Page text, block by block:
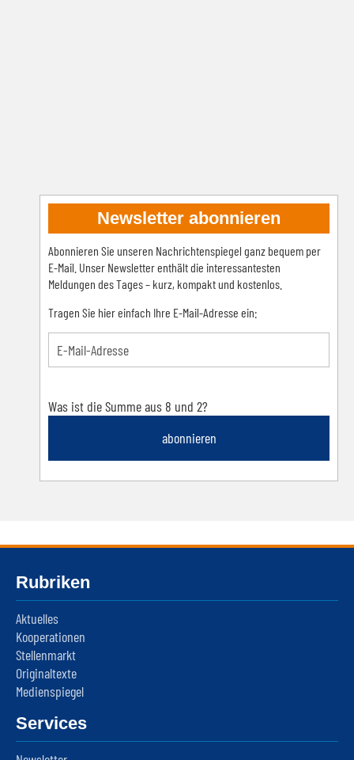
Newsletter abonnieren
Abonnieren Sie unseren Nachrichtenspiegel ganz bequem per
E-Mail. Unser Newsletter enthält die interessantesten
Meldungen des Tages – kurz, kompakt und kostenlos.
Tragen Sie hier einfach Ihre E-Mail-Adresse ein:
Was ist die Summe aus 8 und 2?
abonnieren
Rubriken
Aktuelles
Kooperationen
Stellenmarkt
Originaltexte
Medienspiegel
Services